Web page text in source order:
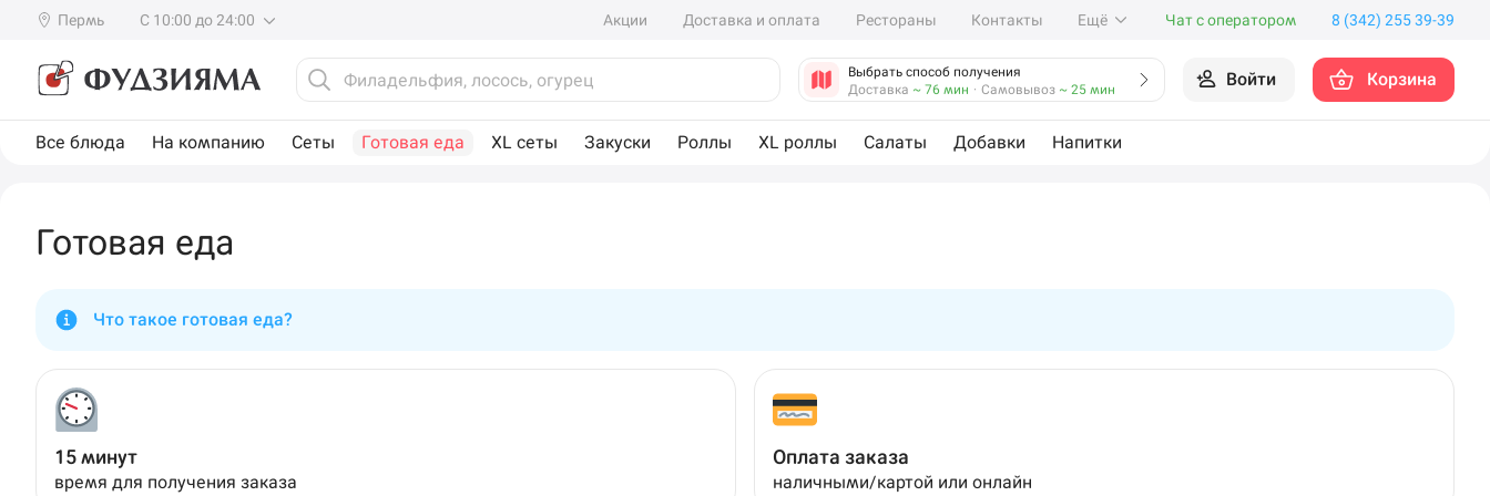
Пермь С 10:00 до 24:00 Акции Доставка и оплата Рестораны Контакты Ещё Чат с оператором 8 (342) 255 39-39
Выбрать способ получения
Доставка ~ 76 мин · Самовывоз ~ 25 мин Войти Корзина
Все блюда На компанию Сеты Готовая еда XL сеты Закуски Роллы XL роллы Салаты Добавки Напитки
Готовая еда
Что такое готовая еда?
15 минут
время для получения заказа
Оплата заказа
наличными/картой или онлайн